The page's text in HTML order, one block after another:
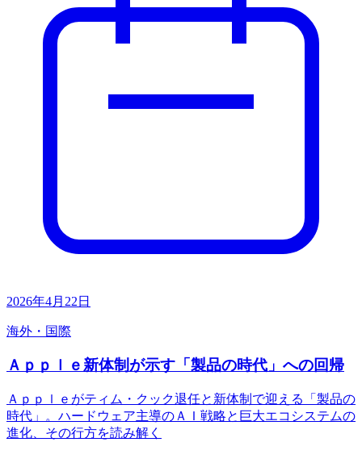
2026年4月22日
海外・国際
Ａｐｐｌｅ新体制が示す「製品の時代」への回帰
Ａｐｐｌｅがティム・クック退任と新体制で迎える「製品の
時代」。ハードウェア主導のＡＩ戦略と巨大エコシステムの
進化、その行方を読み解く